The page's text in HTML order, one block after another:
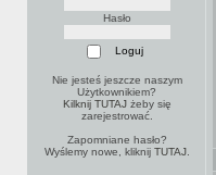
Hasło
Nie jesteś jeszcze naszym
Użytkownikiem?
Kilknij TUTAJżeby się
zarejestrować.
Zapomniane hasło?
Wyślemy nowe, kliknij TUTAJ.